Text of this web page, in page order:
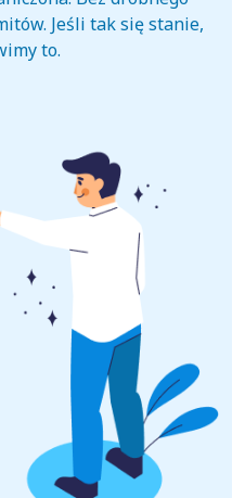
Jeśli tak się stanie,
to.